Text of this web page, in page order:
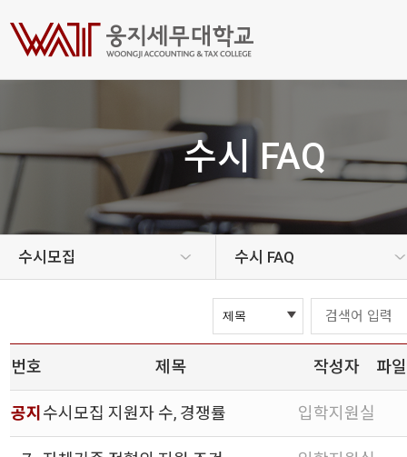
수시 FAQ
수시모집 수시 FAQ
번호 제목 작성자 파일
공지 수시모집 지원자 수, 경쟁률 입학지원실